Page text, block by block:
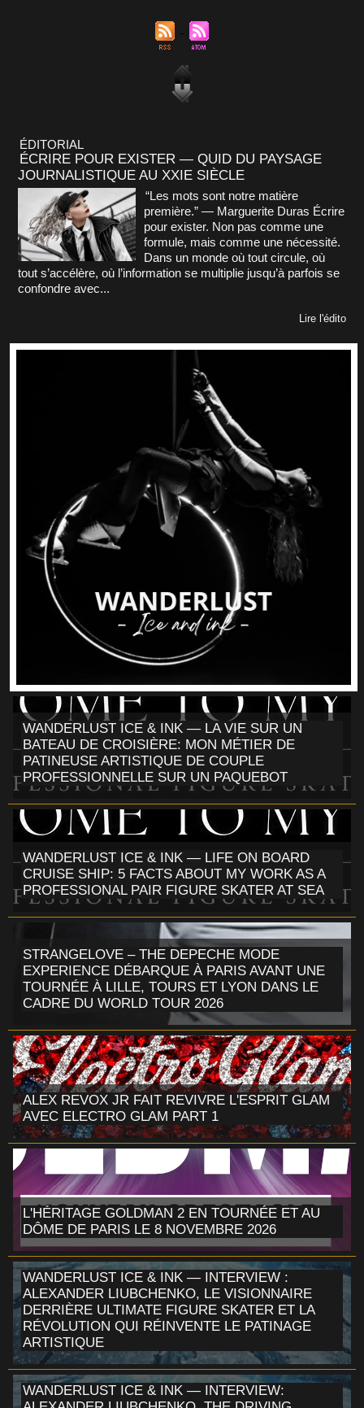
ÉDITORIAL
ÉCRIRE POUR EXISTER — QUID DU PAYSAGE
JOURNALISTIQUE AU XXIE SIÈCLE
“Les mots sont notre matière
première.” — Marguerite Duras Écrire
pour exister. Non pas comme une
formule, mais comme une nécessité.
Dans un monde où tout circule, où
tout s’accélère, où l’information se multiplie jusqu’à parfois se
confondre avec...
Lire l'édito
WANDERLUST ICE & INK — LA VIE SUR UN
BATEAU DE CROISIÈRE: MON MÉTIER DE
PATINEUSE ARTISTIQUE DE COUPLE
PROFESSIONNELLE SUR UN PAQUEBOT
WANDERLUST ICE & INK — LIFE ON BOARD
CRUISE SHIP: 5 FACTS ABOUT MY WORK AS A
PROFESSIONAL PAIR FIGURE SKATER AT SEA
STRANGELOVE – THE DEPECHE MODE
EXPERIENCE DÉBARQUE À PARIS AVANT UNE
TOURNÉE À LILLE, TOURS ET LYON DANS LE
CADRE DU WORLD TOUR 2026
ALEX REVOX JR FAIT REVIVRE L'ESPRIT GLAM
AVEC ELECTRO GLAM PART 1
L'HÉRITAGE GOLDMAN 2 EN TOURNÉE ET AU
DÔME DE PARIS LE 8 NOVEMBRE 2026
WANDERLUST ICE & INK — INTERVIEW :
ALEXANDER LIUBCHENKO, LE VISIONNAIRE
DERRIÈRE ULTIMATE FIGURE SKATER ET LA
RÉVOLUTION QUI RÉINVENTE LE PATINAGE
ARTISTIQUE
WANDERLUST ICE & INK — INTERVIEW: